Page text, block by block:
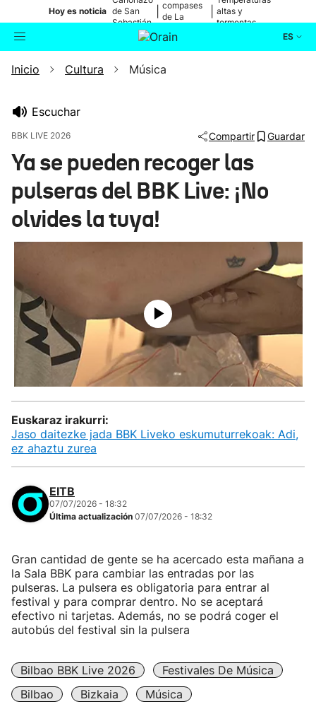
Hoy es noticia de San
Sebastián
compases
de La
altas y
tormentas
ES
Buscador Actualidad
Ikusmiran
Eguraldia
Inicio Cultura Música
Escuchar
BBK LIVE 2026 Compartir Guardar
Ya se pueden recoger las
pulseras del BBK Live: ¡No
olvides la tuya!
Euskaraz irakurri:
Jaso daitezke jada BBK Liveko eskumuturrekoak: Adi,
ez ahaztu zurea
EITB
07/07/2026 - 18:32
Última actualización 07/07/2026 - 18:32
Gran cantidad de gente se ha acercado esta mañana a
la Sala BBK para cambiar las entradas por las
pulseras. La pulsera es obligatoria para entrar al
festival y para comprar dentro. No se aceptará
efectivo ni tarjetas. Además, no se podrá coger el
autobús del festival sin la pulsera
Bilbao BBK Live 2026
Festivales De Música
Bilbao
Bizkaia Música